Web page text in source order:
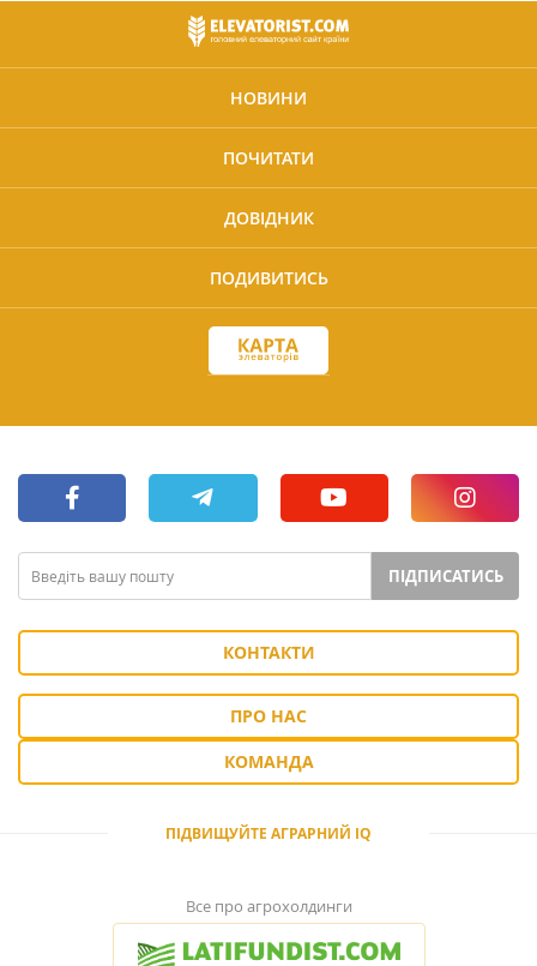
НОВИНИ
ПОЧИТАТИ
ДОВІДНИК
ПОДИВИТИСЬ
ПІДПИСАТИСЬ
КОНТАКТИ
ПРО НАС
КОМАНДА
ПІДВИЩУЙТЕ АГРАРНИЙ IQ
Все про агрохолдинги